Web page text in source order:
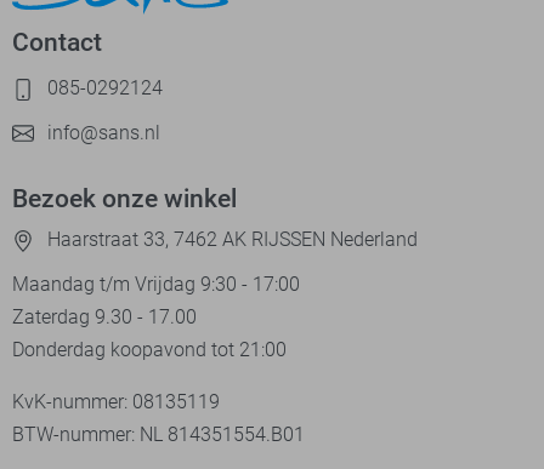
Contact
085-0292124
info@sans.nl
Bezoek onze winkel
Haarstraat 33, 7462 AK RIJSSEN Nederland
Maandag t/m Vrijdag 9:30 - 17:00
Zaterdag 9.30 - 17.00
Donderdag koopavond tot 21:00
KvK-nummer: 08135119
BTW-nummer: NL 814351554.B01